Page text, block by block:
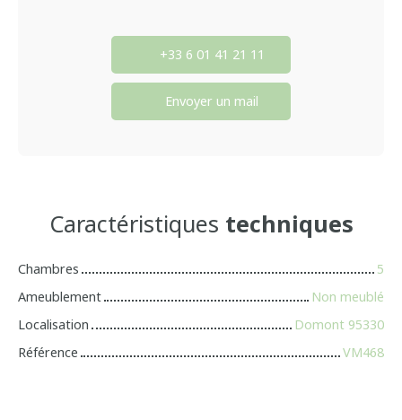
+33 6 01 41 21 11
Envoyer un mail
Caractéristiques techniques
Chambres
5
Ameublement
Non meublé
Localisation
Domont 95330
Référence
VM468